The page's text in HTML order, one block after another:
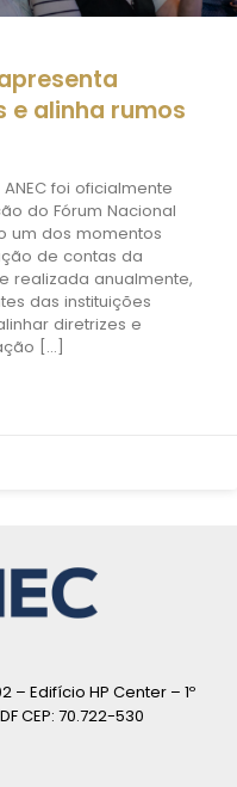
alinha rumos
foi oficialmente
do Fórum Nacional
um dos momentos
de contas da
realizada anualmente,
das instituições
diretrizes e
[…]
– Edifício HP Center – 1º
CEP: 70.722-530